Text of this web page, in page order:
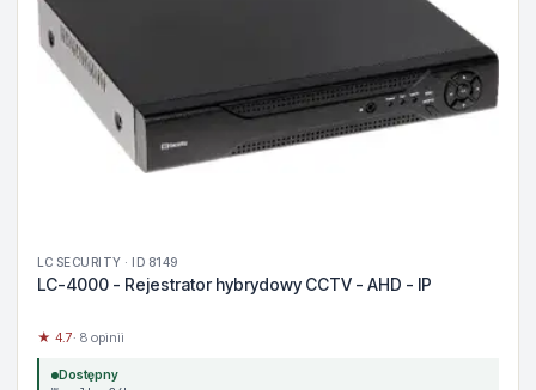
LC SECURITY · ID 8149
LC-4000 - Rejestrator hybrydowy CCTV - AHD - IP
★ 4.7· 8 opinii
Dostępny